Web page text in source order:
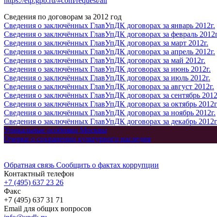
Сведения по договорам за 2012 год
Сведения о заключённых ГлавУпДК договорах за январь 2012г.
Сведения о заключённых ГлавУпДК договорах за февраль
Сведения о заключённых ГлавУпДК договорах за март 2012г.
Сведения о заключённых ГлавУпДК договорах за апрель 2012г.
Сведения о заключённых ГлавУпДК договорах за май 2012г.
Сведения о заключённых ГлавУпДК договорах за июнь 2012г.
Сведения о заключённых ГлавУпДК договорах за июль 2012г.
Сведения о заключённых ГлавУпДК договорах за август 2012г.
Сведения о заключённых ГлавУпДК договорах за сентябрь
Сведения о заключённых ГлавУпДК договорах за октябрь
Сведения о заключённых ГлавУпДК договорах за ноябрь 2012г.
Сведения о заключённых ГлавУпДК договорах за декабрь
Уникальные особняки Москвы
Очерки о сохранении культурного наследия
Обратная связь Сообщить о фактах коррупции
Контактный телефон
+7 (495) 637 23 26
Факс
+7 (495) 637 31 71
Email для общих вопросов